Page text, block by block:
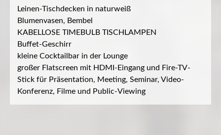
Leinen-Tischdecken in naturweiß
Blumenvasen, Bembel
KABELLOSE TIMEBULB TISCHLAMPEN
Buffet-Geschirr
kleine Cocktailbar in der Lounge
großer Flatscreen mit HDMI-Eingang und Fire-TV-
Stick für Präsentation, Meeting, Seminar, Video-
Konferenz, Filme und Public-Viewing